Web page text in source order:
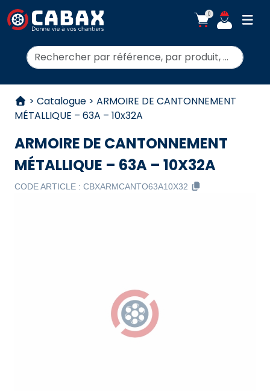
0
Rechercher:
> Catalogue > ARMOIRE DE CANTONNEMENT
MÉTALLIQUE – 63A – 10x32A
ARMOIRE DE CANTONNEMENT
MÉTALLIQUE – 63A – 10X32A
CODE ARTICLE : CBXARMCANTO63A10X32